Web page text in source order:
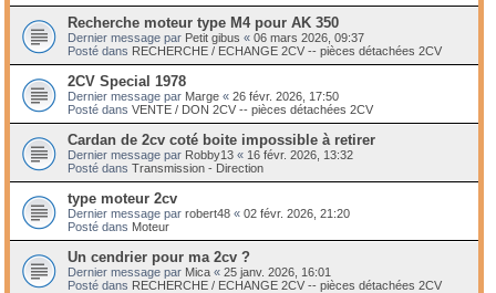
Recherche moteur type M4 pour AK 350
Dernier message par Petit gibus « 06 mars 2026, 09:37
Posté dans RECHERCHE / ECHANGE 2CV -- pièces détachées 2CV
2CV Special 1978
Dernier message par Marge « 26 févr. 2026, 17:50
Posté dans VENTE / DON 2CV -- pièces détachées 2CV
Cardan de 2cv coté boite impossible à retirer
Dernier message par Robby13 « 16 févr. 2026, 13:32
Posté dans Transmission - Direction
type moteur 2cv
Dernier message par robert48 « 02 févr. 2026, 21:20
Posté dans Moteur
Un cendrier pour ma 2cv ?
Dernier message par Mica « 25 janv. 2026, 16:01
Posté dans RECHERCHE / ECHANGE 2CV -- pièces détachées 2CV